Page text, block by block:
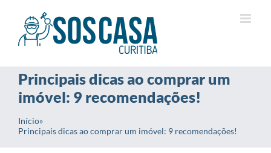
Principais dicas ao comprar um
imóvel: 9 recomendações!
Início»
Principais dicas ao comprar um imóvel: 9 recomendações!